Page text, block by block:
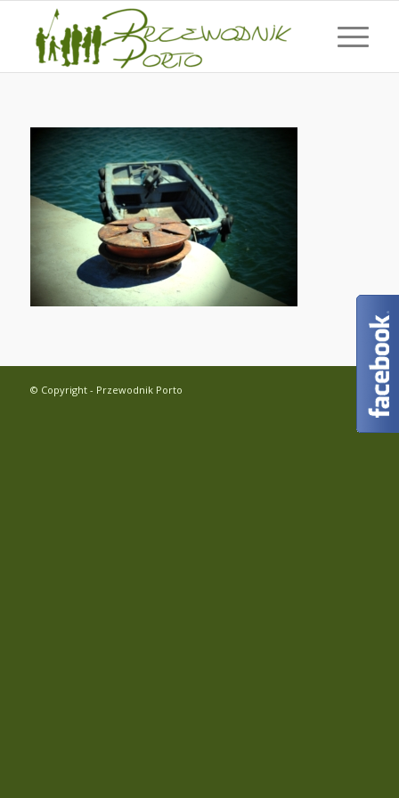
© Copyright - Przewodnik Porto